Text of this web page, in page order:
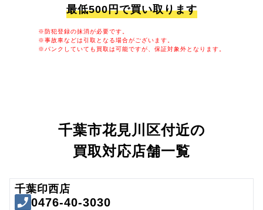
最低500円で買い取ります
※防犯登録の抹消が必要です。
※事故車などは引取となる場合がございます。
※パンクしていても買取は可能ですが、保証対象外となります。
千葉市花見川区付近の
買取対応店舗一覧
千葉印西店
0476-40-3030